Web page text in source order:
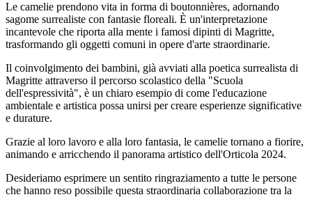
Le camelie prendono vita in forma di boutonnières, adornando
sagome surrealiste con fantasie floreali. È un'interpretazione
incantevole che riporta alla mente i famosi dipinti di Magritte,
trasformando gli oggetti comuni in opere d'arte straordinarie.
Il coinvolgimento dei bambini, già avviati alla poetica surrealista di
Magritte attraverso il percorso scolastico della "Scuola
dell'espressività", è un chiaro esempio di come l'educazione
ambientale e artistica possa unirsi per creare esperienze significative
e durature.
Grazie al loro lavoro e alla loro fantasia, le camelie tornano a fiorire,
animando e arricchendo il panorama artistico dell'Orticola 2024.
Desideriamo esprimere un sentito ringraziamento a tutte le persone
che hanno reso possibile questa straordinaria collaborazione tra la